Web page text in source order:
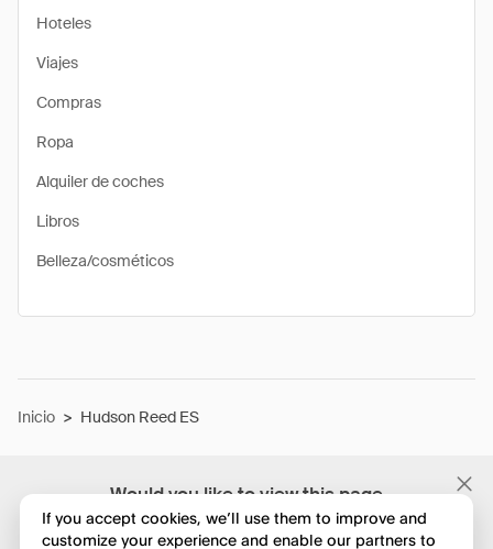
Would you like to view this page
in English?
Hoteles
Viajes
Compras
Ropa
Alquiler de coches
Libros
Belleza/cosméticos
Inicio > Hudson Reed ES
If you accept cookies, we’ll use them to improve and
customize your experience and enable our partners to